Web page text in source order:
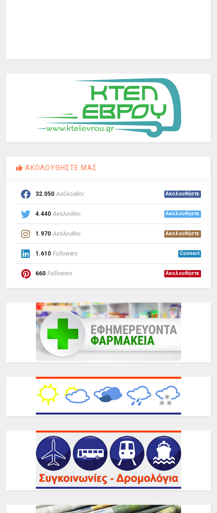
ΑΚΟΛΟΥΘΗΣΤΕ ΜΑΣ
32.050 Ακόλουθοι Ακολουθήστε
4.440 Ακόλουθοι Ακολουθήστε
1.970 Ακόλουθοι Ακολουθήστε
1.610 Followers Connect
660 Followers Ακολουθήστε